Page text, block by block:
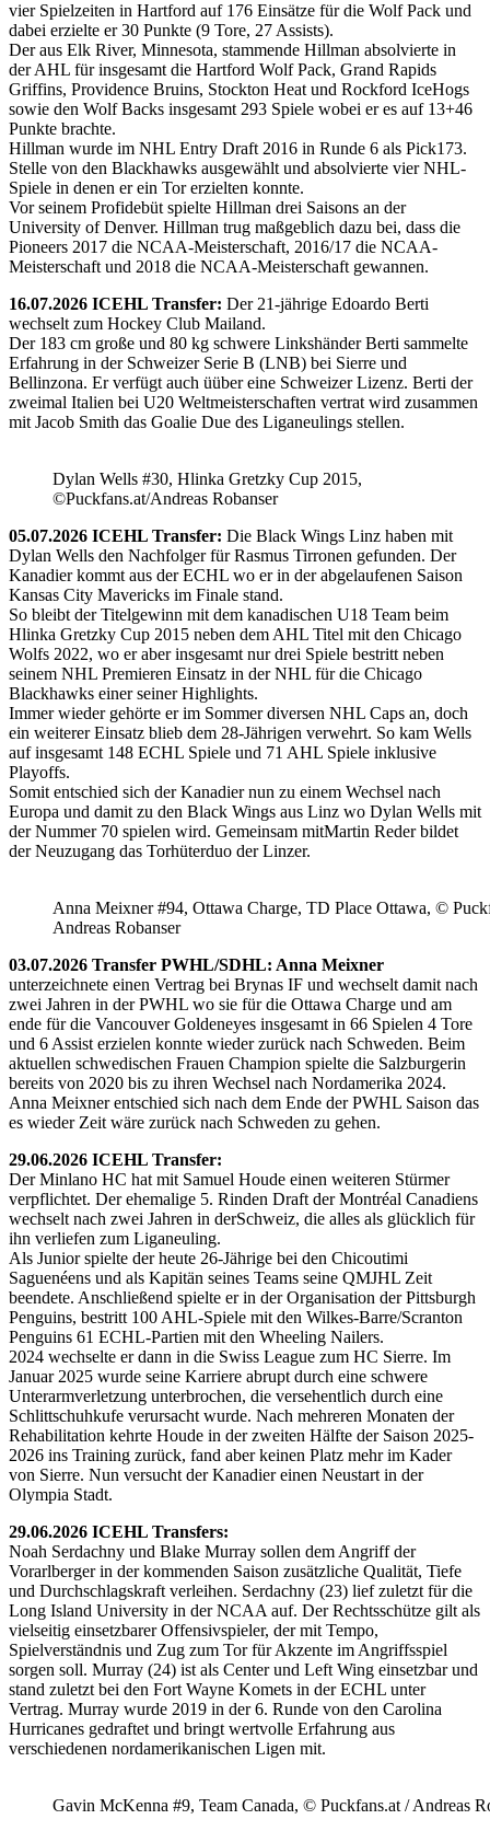
vier Spielzeiten in Hartford auf 176 Einsätze für die Wolf Pack und
dabei erzielte er 30 Punkte (9 Tore, 27 Assists).
Der aus Elk River, Minnesota, stammende Hillman absolvierte in
der AHL für insgesamt die Hartford Wolf Pack, Grand Rapids
Griffins, Providence Bruins, Stockton Heat und Rockford IceHogs
sowie den Wolf Backs insgesamt 293 Spiele wobei er es auf 13+46
Punkte brachte.
Hillman wurde im NHL Entry Draft 2016 in Runde 6 als Pick173.
Stelle von den Blackhawks ausgewählt und absolvierte vier NHL-
Spiele in denen er ein Tor erzielten konnte.
Vor seinem Profidebüt spielte Hillman drei Saisons an der
University of Denver. Hillman trug maßgeblich dazu bei, dass die
Pioneers 2017 die NCAA-Meisterschaft, 2016/17 die NCAA-
Meisterschaft und 2018 die NCAA-Meisterschaft gewannen.
16.07.2026 ICEHL Transfer: Der 21-jährige Edoardo Berti
wechselt zum Hockey Club Mailand.
Der 183 cm große und 80 kg schwere Linkshänder Berti sammelte
Erfahrung in der Schweizer Serie B (LNB) bei Sierre und
Bellinzona. Er verfügt auch üüber eine Schweizer Lizenz. Berti der
zweimal Italien bei U20 Weltmeisterschaften vertrat wird zusammen
mit Jacob Smith das Goalie Due des Liganeulings stellen.
Dylan Wells #30, Hlinka Gretzky Cup 2015,
©Puckfans.at/Andreas Robanser
05.07.2026 ICEHL Transfer: Die Black Wings Linz haben mit
Dylan Wells den Nachfolger für Rasmus Tirronen gefunden. Der
Kanadier kommt aus der ECHL wo er in der abgelaufenen Saison
Kansas City Mavericks im Finale stand.
So bleibt der Titelgewinn mit dem kanadischen U18 Team beim
Hlinka Gretzky Cup 2015 neben dem AHL Titel mit den Chicago
Wolfs 2022, wo er aber insgesamt nur drei Spiele bestritt neben
seinem NHL Premieren Einsatz in der NHL für die Chicago
Blackhawks einer seiner Highlights.
Immer wieder gehörte er im Sommer diversen NHL Caps an, doch
ein weiterer Einsatz blieb dem 28-Jährigen verwehrt. So kam Wells
auf insgesamt 148 ECHL Spiele und 71 AHL Spiele inklusive
Playoffs.
Somit entschied sich der Kanadier nun zu einem Wechsel nach
Europa und damit zu den Black Wings aus Linz wo Dylan Wells mit
der Nummer 70 spielen wird. Gemeinsam mitMartin Reder bildet
der Neuzugang das Torhüterduo der Linzer.
Anna Meixner #94, Ottawa Charge, TD Place Ottawa, ©
Andreas Robanser
03.07.2026 Transfer PWHL/SDHL: Anna Meixner
unterzeichnete einen Vertrag bei Brynas IF und wechselt damit nach
zwei Jahren in der PWHL wo sie für die Ottawa Charge und am
ende für die Vancouver Goldeneyes insgesamt in 66 Spielen 4 Tore
und 6 Assist erzielen konnte wieder zurück nach Schweden. Beim
aktuellen schwedischen Frauen Champion spielte die Salzburgerin
bereits von 2020 bis zu ihren Wechsel nach Nordamerika 2024.
Anna Meixner entschied sich nach dem Ende der PWHL Saison das
es wieder Zeit wäre zurück nach Schweden zu gehen.
29.06.2026 ICEHL Transfer:
Der Minlano HC hat mit Samuel Houde einen weiteren Stürmer
verpflichtet. Der ehemalige 5. Rinden Draft der Montréal Canadiens
wechselt nach zwei Jahren in derSchweiz, die alles als glücklich für
ihn verliefen zum Liganeuling.
Als Junior spielte der heute 26-Jährige bei den Chicoutimi
Saguenéens und als Kapitän seines Teams seine QMJHL Zeit
beendete. Anschließend spielte er in der Organisation der Pittsburgh
Penguins, bestritt 100 AHL-Spiele mit den Wilkes-Barre/Scranton
Penguins 61 ECHL-Partien mit den Wheeling Nailers.
2024 wechselte er dann in die Swiss League zum HC Sierre. Im
Januar 2025 wurde seine Karriere abrupt durch eine schwere
Unterarmverletzung unterbrochen, die versehentlich durch eine
Schlittschuhkufe verursacht wurde. Nach mehreren Monaten der
Rehabilitation kehrte Houde in der zweiten Hälfte der Saison 2025-
2026 ins Training zurück, fand aber keinen Platz mehr im Kader
von Sierre. Nun versucht der Kanadier einen Neustart in der
Olympia Stadt.
29.06.2026 ICEHL Transfers:
Noah Serdachny und Blake Murray sollen dem Angriff der
Vorarlberger in der kommenden Saison zusätzliche Qualität, Tiefe
und Durchschlagskraft verleihen. Serdachny (23) lief zuletzt für die
Long Island University in der NCAA auf. Der Rechtsschütze gilt als
vielseitig einsetzbarer Offensivspieler, der mit Tempo,
Spielverständnis und Zug zum Tor für Akzente im Angriffsspiel
sorgen soll. Murray (24) ist als Center und Left Wing einsetzbar und
stand zuletzt bei den Fort Wayne Komets in der ECHL unter
Vertrag. Murray wurde 2019 in der 6. Runde von den Carolina
Hurricanes gedraftet und bringt wertvolle Erfahrung aus
verschiedenen nordamerikanischen Ligen mit.
Gavin McKenna #9, Team Canada, © Puckfans.at / Andreas